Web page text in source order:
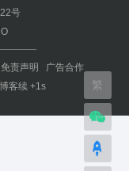
号
免责声明
广告合作
客续 +1s 繁